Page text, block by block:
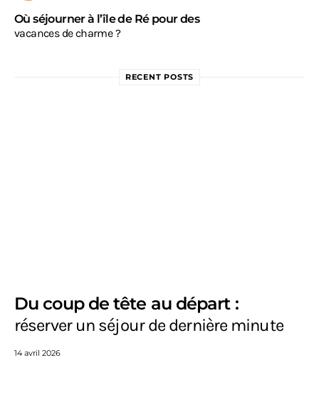
Où séjourner à l’île de Ré pour des
vacances de charme ?
RECENT POSTS
Du coup de tête au départ :
réserver un séjour de dernière minute
14 avril 2026